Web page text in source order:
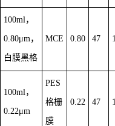
100ml，
0.80μm，
白膜黑格
MCE 0.80 47
100ml，
0.22μm
PES
格栅
膜
0.22 47